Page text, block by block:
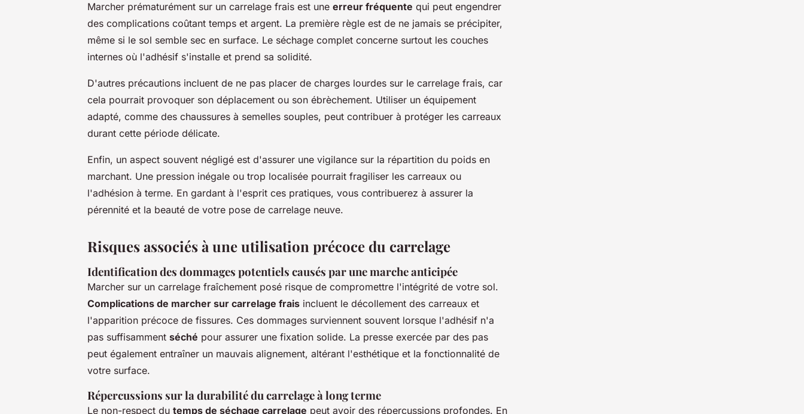
Marcher prématurément sur un carrelage frais est une erreur fréquente qui peut engendrer
des complications coûtant temps et argent. La première règle est de ne jamais se précipiter,
même si le sol semble sec en surface. Le séchage complet concerne surtout les couches
internes où l'adhésif s'installe et prend sa solidité.
D'autres précautions incluent de ne pas placer de charges lourdes sur le carrelage frais, car
cela pourrait provoquer son déplacement ou son ébrèchement. Utiliser un équipement
adapté, comme des chaussures à semelles souples, peut contribuer à protéger les carreaux
durant cette période délicate.
Enfin, un aspect souvent négligé est d'assurer une vigilance sur la répartition du poids en
marchant. Une pression inégale ou trop localisée pourrait fragiliser les carreaux ou
l'adhésion à terme. En gardant à l'esprit ces pratiques, vous contribuerez à assurer la
pérennité et la beauté de votre pose de carrelage neuve.
Risques associés à une utilisation précoce du carrelage
Identification des dommages potentiels causés par une marche anticipée
Marcher sur un carrelage fraîchement posé risque de compromettre l'intégrité de votre sol.
Complications de marcher sur carrelage frais incluent le décollement des carreaux et
l'apparition précoce de fissures. Ces dommages surviennent souvent lorsque l'adhésif n'a
pas suffisamment séché pour assurer une fixation solide. La presse exercée par des pas
peut également entraîner un mauvais alignement, altérant l'esthétique et la fonctionnalité de
votre surface.
Répercussions sur la durabilité du carrelage à long terme
Le non-respect du temps de séchage carrelage peut avoir des répercussions profondes. En